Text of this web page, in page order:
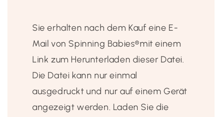
Sie erhalten nach dem Kauf eine E-
Mail von Spinning Babies®️mit einem
Link zum Herunterladen dieser Datei.
Die Datei kann nur einmal
ausgedruckt und nur auf einem Gerät
angezeigt werden. Laden Sie die